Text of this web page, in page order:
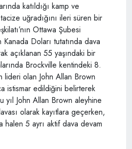
katıldığı kamp ve
uğradığını ileri süren bir
Ottawa Şubesi
Doları tutatında dava
açıklanan 55 yaşındaki bir
Brockville kentindeki 8.
lideri olan John Allan Brown
istismar edildiğini belirterek
yıl John Allan Brown aleyhine
olarak kayıtlara geçerken,
halen 5 ayrı aktif dava devam